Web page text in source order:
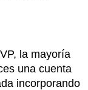
la mayoría
una cuenta
incorporando